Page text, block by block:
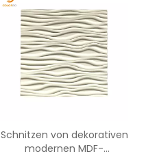
Schnitzen von dekorativen
modernen MDF-